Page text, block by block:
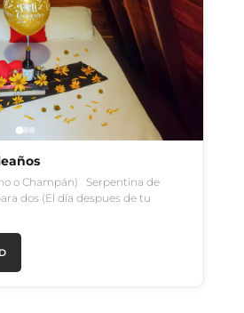
o Champán) Serpentina de
dos (El día despues de tu